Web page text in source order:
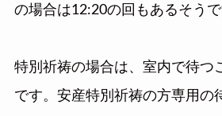
の場合は12:20の回もあるそうで
特別祈祷の場合は、室内で待つ
です。安産特別祈祷の方専用の